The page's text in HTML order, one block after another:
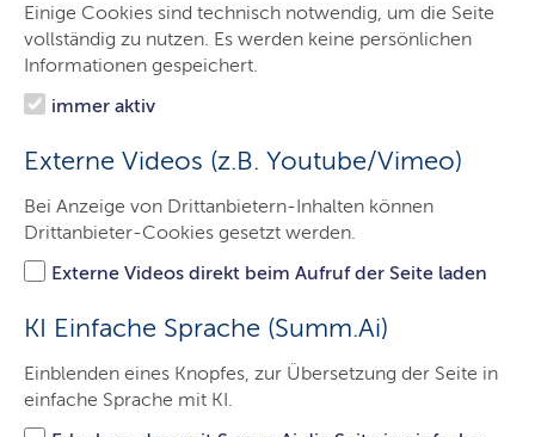
Einige Cookies sind technisch notwendig, um die Seite
vollständig zu nutzen. Es werden keine persönlichen
Informationen gespeichert.
immer aktiv
Externe Videos (z.B. Youtube/Vimeo)
Bei Anzeige von Drittanbietern-Inhalten können
Drittanbieter-Cookies gesetzt werden.
Externe Videos direkt beim Aufruf der Seite laden
KI Einfache Sprache (Summ.Ai)
Einblenden eines Knopfes, zur Übersetzung der Seite in
einfache Sprache mit KI.
Das Gericht
Aufgaben
Besucher & Service
Ausbildung & Beruf
Kontakt
Landwirtschaftssachen
Hier finden Sie die wichtigsten Informationen zu
Landwirtschaftssachen.